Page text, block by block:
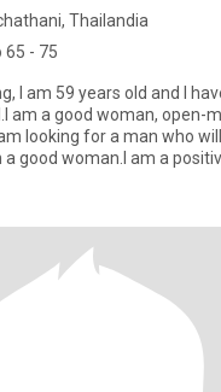
Thailandia
65 - 75
I am 59 years old and I
am a good woman, open-
looking for a man who
a good woman.I am a